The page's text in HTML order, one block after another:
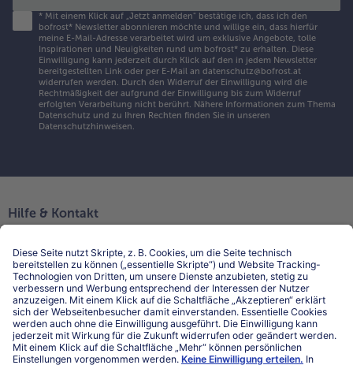
* Mit einem Klick auf „Jetzt anmelden" bestätige ich, dass ich den
bofrost* Newsletter abonnieren möchte und willige ein, dass hierfür
meine E-Mail-Adresse verarbeitet wird um exklusive Angebote, tolle
Inspirationen und Neuigkeiten rund um bofrost* zu erhalten. Diese
Einwilligung kann jederzeit durch Klick auf den in jedem Newsletter
bereitgestellten Link oder per E-Mail an datenschutz@bofrost.at
widerrufen werden. Durch den Widerruf der Einwilligung wird die
Rechtmäßigkeit der aufgrund der Einwilligung bis zum Widerruf
erfolgten Verarbeitung nicht berührt. Nähere Informationen zum Thema
Datenschutz und zu Ihren Rechten finden Sie in unseren
Datenschutzhinweisen.
Hilfe & Kontakt
Kontakt
FAQ
Service